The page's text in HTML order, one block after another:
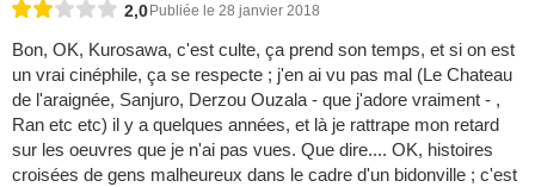
2,0 Publiée le 28 janvier 2018
Bon, OK, Kurosawa, c'est culte, ça prend son temps, et si on est
un vrai cinéphile, ça se respecte ; j'en ai vu pas mal (Le Chateau
de l'araignée, Sanjuro, Derzou Ouzala - que j'adore vraiment - ,
Ran etc etc) il y a quelques années, et là je rattrape mon retard
sur les oeuvres que je n'ai pas vues. Que dire.... OK, histoires
croisées de gens malheureux dans le cadre d'un bidonville ; c'est